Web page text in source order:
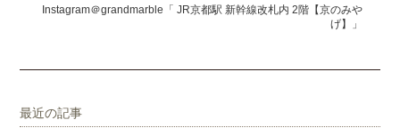
最近の記事
Instagram＠grandmarble「 JR京都駅 新幹線改札内 2階【京のみや
げ】」